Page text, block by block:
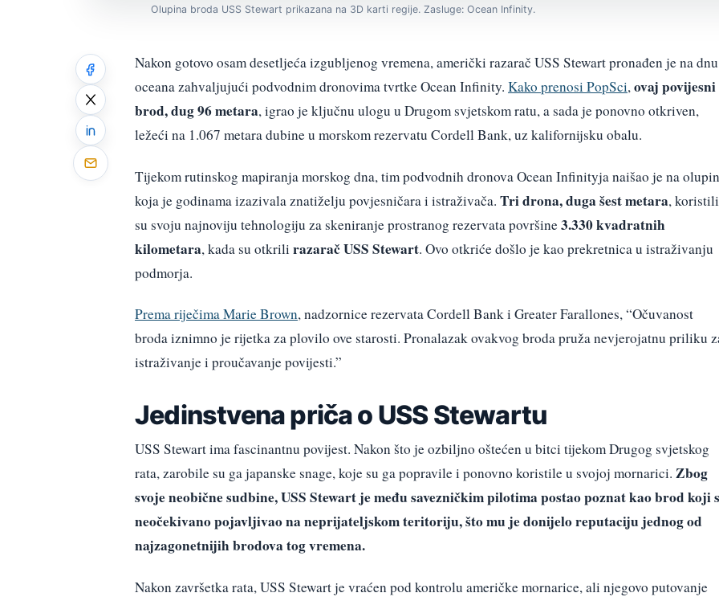
Olupina broda USS Stewart prikazana na 3D karti regije. Zasluge: Ocean Infinity.
Nakon gotovo osam desetljeća izgubljenog vremena, američki razarač USS Stewart pronađen je na dnu
oceana zahvaljujući podvodnim dronovima tvrtke Ocean Infinity. Kako prenosi PopSci,ovaj povijesni
brod, dug 96 metara, igrao je ključnu ulogu u Drugom svjetskom ratu, a sada je ponovno otkriven,
ležeći na 1.067 metara dubine u morskom rezervatu Cordell Bank, uz kalifornijsku obalu.
Tijekom rutinskog mapiranja morskog dna, tim podvodnih dronova Ocean Infinityja naišao je na
koja je godinama izazivala znatiželju povjesničara i istraživača. Tri drona, duga šest metara, koristili
su svoju najnoviju tehnologiju za skeniranje prostranog rezervata površine3.330 kvadratnih
kilometara, kada su otkrili razarač USS Stewart. Ovo otkriće došlo je kao prekretnica u istraživanju
podmorja.
Prema riječima Marie Brown, nadzornice rezervata Cordell Bank i Greater Farallones, “Očuvanost
broda iznimno je rijetka za plovilo ove starosti. Pronalazak ovakvog broda pruža nevjerojatnu priliku
istraživanje i proučavanje povijesti.”
Jedinstvena priča o USS Stewartu
USS Stewart ima fascinantnu povijest. Nakon što je ozbiljno oštećen u bitci tijekom Drugog svjetskog
rata, zarobile su ga japanske snage, koje su ga popravile i ponovno koristile u svojoj mornarici. Zbog
svoje neobične sudbine, USS Stewart je među savezničkim pilotima postao poznat kao brod koji
neočekivano pojavljivao na neprijateljskom teritoriju, što mu je donijelo reputaciju jednog od
najzagonetnijih brodova tog vremena.
Nakon završetka rata, USS Stewart je vraćen pod kontrolu američke mornarice, ali njegovo putovanje